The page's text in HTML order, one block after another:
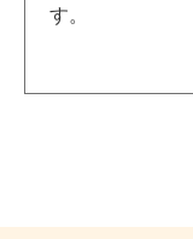
す。